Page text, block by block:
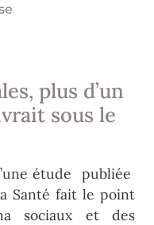
plus d’un
sous le
étude publiée
Santé fait le point
sociaux et des